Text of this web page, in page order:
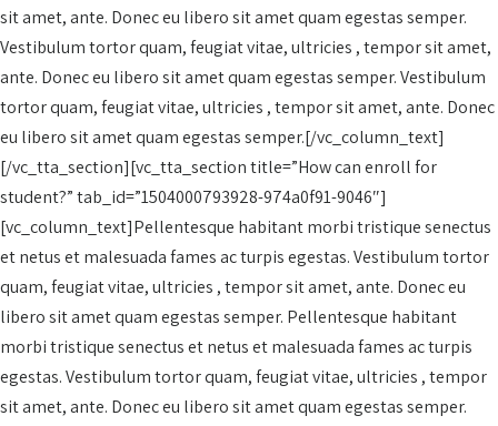
sit amet, ante. Donec eu libero sit amet quam egestas semper.
Vestibulum tortor quam, feugiat vitae, ultricies , tempor sit amet,
ante. Donec eu libero sit amet quam egestas semper. Vestibulum
tortor quam, feugiat vitae, ultricies , tempor sit amet, ante. Donec
eu libero sit amet quam egestas semper.[/vc_column_text]
[/vc_tta_section][vc_tta_section title=”How can enroll for
student?” tab_id=”1504000793928-974a0f91-9046″]
[vc_column_text]Pellentesque habitant morbi tristique senectus
et netus et malesuada fames ac turpis egestas. Vestibulum tortor
quam, feugiat vitae, ultricies , tempor sit amet, ante. Donec eu
libero sit amet quam egestas semper. Pellentesque habitant
morbi tristique senectus et netus et malesuada fames ac turpis
egestas. Vestibulum tortor quam, feugiat vitae, ultricies , tempor
sit amet, ante. Donec eu libero sit amet quam egestas semper.